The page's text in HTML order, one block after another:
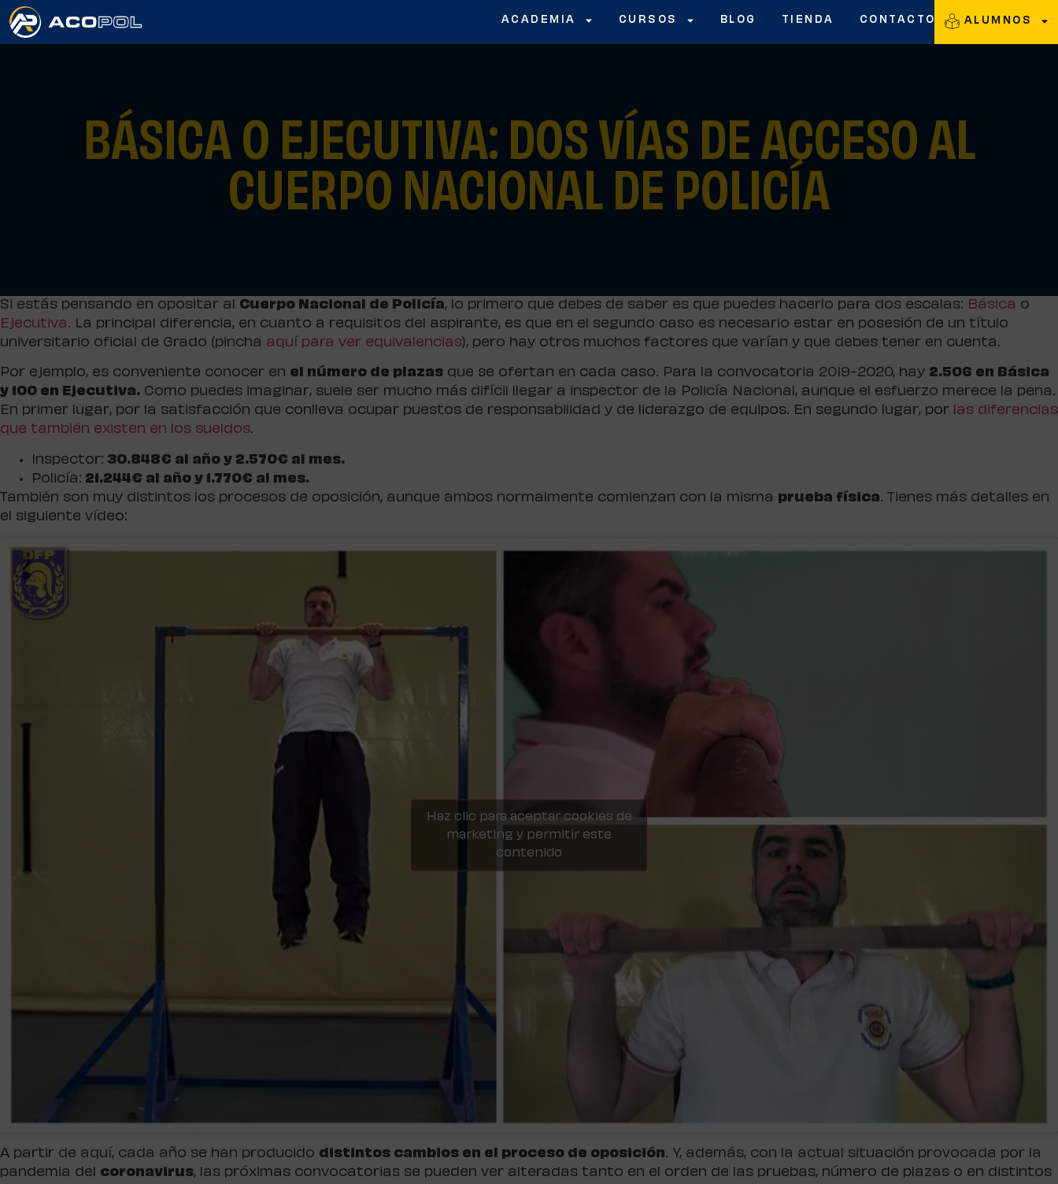
ACADEMIA CURSOS BLOG TIENDA CONTACTO ALUMNOS
BÁSICA O EJECUTIVA: DOS VÍAS DE ACCESO AL
CUERPO NACIONAL DE POLICÍA
Si estás pensando en opositar al Cuerpo Nacional de Policía, lo primero que debes de saber es que puedes hacerlo para dos escalas: Básica o
Ejecutiva. La principal diferencia, en cuanto a requisitos del aspirante, es que en el segundo caso es necesario estar en posesión de un título
universitario oficial de Grado (pincha aquí para ver equivalencias), pero hay otros muchos factores que varían y que debes tener en cuenta.
Por ejemplo, es conveniente conocer en el número de plazas que se ofertan en cada caso. Para la convocatoria 2019-2020, hay 2.506 en Básica
y 100 en Ejecutiva. Como puedes imaginar, suele ser mucho más difícil llegar a inspector de la Policía Nacional, aunque el esfuerzo merece la pena.
En primer lugar, por la satisfacción que conlleva ocupar puestos de responsabilidad y de liderazgo de equipos. En segundo lugar, por las diferencias
que también existen en los sueldos.
Inspector: 30.848€ al año y 2.570€ al mes.
Policía: 21.244€ al año y 1.770€ al mes.
También son muy distintos los procesos de oposición, aunque ambos normalmente comienzan con la misma
prueba física. Tienes más detalles en
el siguiente vídeo:
Haz clic para aceptar cookies de
marketing y permitir este
contenido
A partir de aquí, cada año se han producido distintos cambios en el proceso de oposición. Y, además, con la actual situación provocada por la
pandemia del coronavirus, las próximas convocatorias se pueden ver alteradas tanto en el orden de las pruebas, número de plazas o en distintos